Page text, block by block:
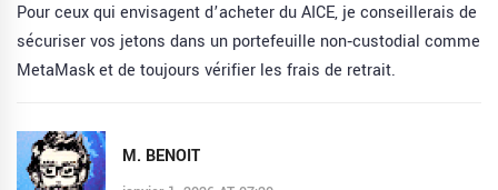
Pour ceux qui envisagent d’acheter du AICE, je conseillerais de
sécuriser vos jetons dans un portefeuille non‑custodial comme
MetaMask et de toujours vérifier les frais de retrait.
M. BENOIT